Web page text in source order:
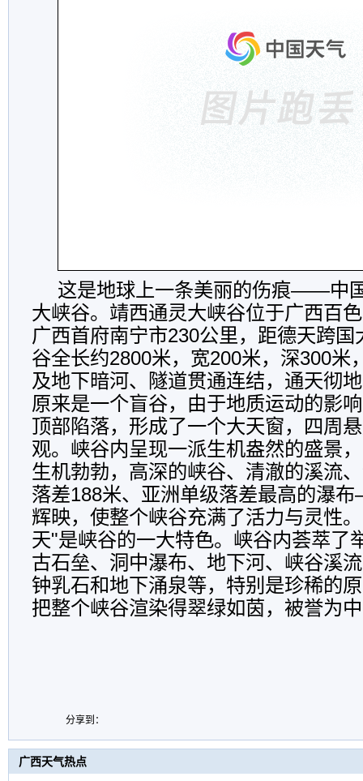
这是地球上一条美丽的伤痕——中
大峡谷。靖西通灵大峡谷位于广西百
广西首府南宁市230公里，距德天跨国
谷全长约2800米，宽200米，深300米
及地下暗河、隧道贯通连结，通天彻
原来是一个盲谷，由于地质运动的影
顶部陷落，形成了一个大天窗，四周
观。峡谷内呈现一派生机盎然的盛景
生机勃勃，高深的峡谷、清澈的溪流
落差188米、亚洲单级落差最高的瀑
辉映，使整个峡谷充满了活力与灵性
天"是峡谷的一大特色。峡谷内荟萃了
古石垒、洞中瀑布、地下河、峡谷溪
钟乳石和地下涌泉等，特别是珍稀的
把整个峡谷渲染得翠绿如茵，被誉为
分享到：
广西天气热点